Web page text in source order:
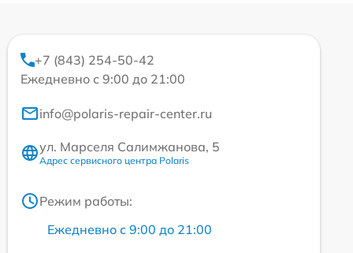
+7 (843) 254-50-42
Ежедневно с 9:00 до 21:00
info@polaris-repair-center.ru
ул. Марселя Салимжанова, 5
Адрес сервисного центра Polaris
Режим работы:
Ежедневно с 9:00 до 21:00